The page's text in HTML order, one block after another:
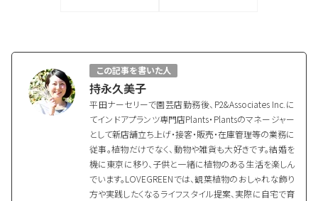
この記事を書いた人
持永久美子
平田ナーセリーで園芸店勤務後、P2&Associates Inc.に
てインドアプランツ専門店Plants・Plantsのマネージャー
として新店舗立ち上げ・接客・販売・在庫管理等の業務に
従事。植物だけでなく、動物や雑貨も大好きです。結婚を
機に東京に移り、子供と一緒に植物のある生活を楽しん
でいます。LOVEGREENでは、観葉植物のおしゃれな飾り
方や実践したくなるライフスタイル提案、実際に自宅で育